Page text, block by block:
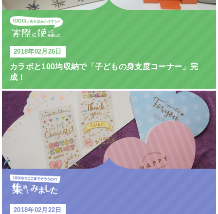
2018年02月26日
カラボと100均収納で「子どもの身支度コーナー」完
成！
2018年02月22日